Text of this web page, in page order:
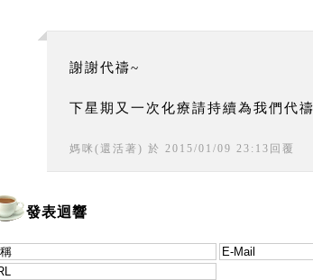
謝謝代禱~
下星期又一次化療請持續為我們代
媽咪(還活著) 於 2015/01 /09 23 : 13 回覆
發表迴響